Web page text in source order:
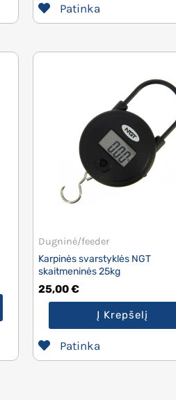
Patinka
Dugninė/feeder
Karpinės svarstyklės NGT
skaitmeninės 25kg
25,00€
Į Krepšelį
Patinka